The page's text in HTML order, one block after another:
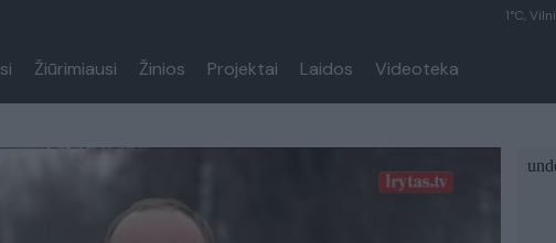
1°C,
Žiūrimiausi Žinios Projektai Laidos Videoteka